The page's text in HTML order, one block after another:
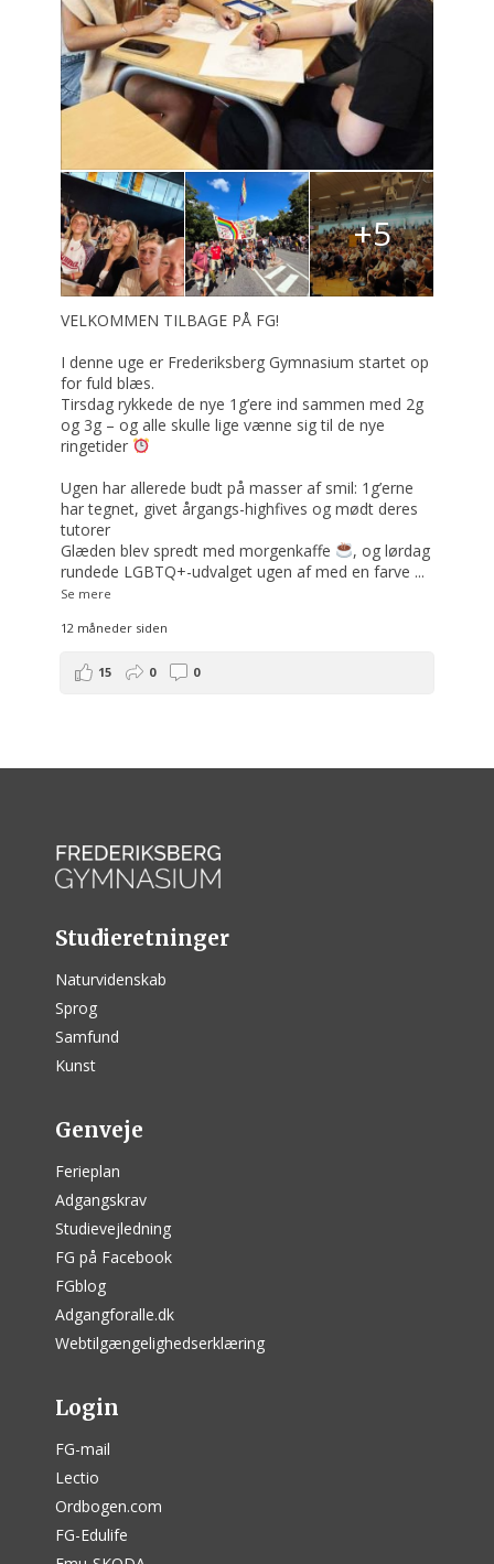
+5
VELKOMMEN TILBAGE PÅ FG!
I denne uge er Frederiksberg Gymnasium startet op
for fuld blæs.
Tirsdag rykkede de nye 1g’ere ind sammen med 2g
og 3g – og alle skulle lige vænne sig til de nye
ringetider
Ugen har allerede budt på masser af smil: 1g’erne
har tegnet, givet årgangs-highfives og mødt deres
tutorer
Glæden blev spredt med morgenkaffe
, og lørdag
rundede LGBTQ+-udvalget ugen af med en farve ...
Se mere
12 måneder siden
15 0 0
Studieretninger
Naturvidenskab
Sprog
Samfund
Kunst
Genveje
Ferieplan
Adgangskrav
Studievejledning
FG på Facebook
FGblog
Adgangforalle.dk
Webtilgængelighedserklæring
Login
FG-mail
Lectio
Ordbogen.com
FG-Edulife